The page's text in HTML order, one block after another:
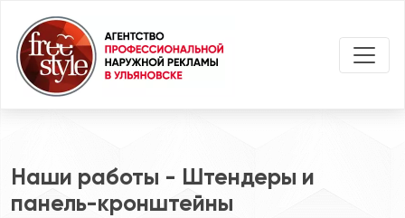
Наши работы - Штендеры и
панель-кронштейны